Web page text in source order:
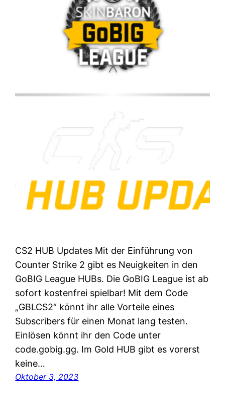
CS2 HUB Updates Mit der Einführung von
Counter Strike 2 gibt es Neuigkeiten in den
GoBIG League HUBs. Die GoBIG League ist ab
sofort kostenfrei spielbar! Mit dem Code
„GBLCS2“ könnt ihr alle Vorteile eines
Subscribers für einen Monat lang testen.
Einlösen könnt ihr den Code unter
code.gobig.gg. Im Gold HUB gibt es vorerst
keine…
Oktober 3, 2023